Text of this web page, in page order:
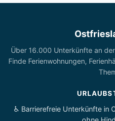
Über 16.000 Unterkünfte an
Finde Ferienwohnungen,
♿ Barrierefreie Unterkünfte in